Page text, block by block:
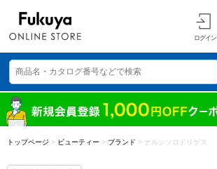
ログイン
トップページ > ビューティー > ブランド > ナルシソロドリゲス